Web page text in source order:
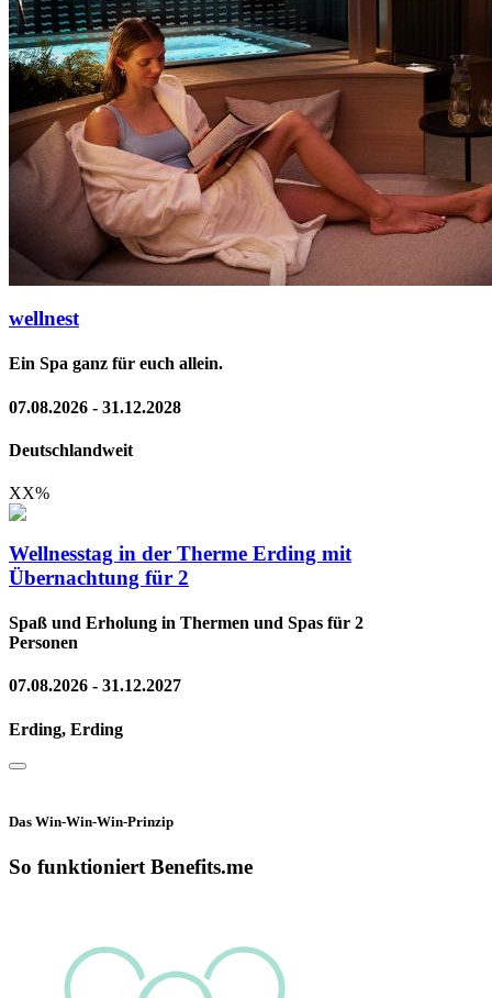
wellnest
Ein Spa ganz für euch allein.
07.08.2026 - 31.12.2028
Deutschlandweit
XX%
Wellnesstag in der Therme Erding mit
Übernachtung für 2
Spaß und Erholung in Thermen und Spas für 2
Personen
07.08.2026 - 31.12.2027
Erding, Erding
Das Win-Win-Win-Prinzip
So funktioniert Benefits.me